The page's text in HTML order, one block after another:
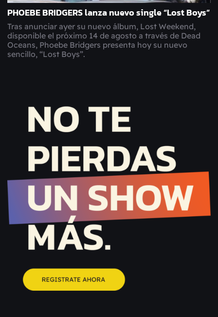
PHOEBE BRIDGERS lanza nuevo single “Lost Boys”
Tras anunciar ayer su nuevo álbum, Lost Weekend,
disponible el próximo 14 de agosto a través de Dead
Oceans, Phoebe Bridgers presenta hoy su nuevo
sencillo, “Lost Boys”.